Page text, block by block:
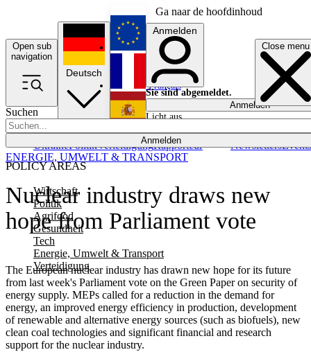
Ga naar de hoofdinhoud
Open sub
navigation
Close menu
Suchen
Anmelden
POLICY AREAS
Wirtschaft
Politik
Agrifood
Gesundheit
Tech
Energie, Umwelt & Transport
Verteidigung
UkrainePolitikVerteidigungRapporteur NewslettersEvents
Deutsch
English
Français
Anmelden
Sie sind abgemeldet.
Anmelden
Licht aus
Nuclear industry draws new
hope from Parliament vote
The European nuclear industry has drawn new hope for its future
from last week's Parliament vote on the Green Paper on security of
energy supply. MEPs called for a reduction in the demand for
energy, an improved energy efficiency in production, development
of renewable and alternative energy sources (such as biofuels), new
clean coal technologies and significant financial and research
support for the nuclear industry.
ENERGIE, UMWELT & TRANSPORT